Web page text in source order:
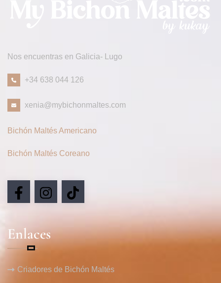
Nos encuentras en Galicia- Lugo
+34 638 044 126
xenia@mybichonmaltes.com
Bichón Maltés Americano
Bichón Maltés Coreano
Enlaces
Criadores de Bichón Maltés